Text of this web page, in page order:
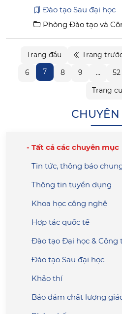
Đào tạo Sau đại học
Phòng Đào tạo và
Trang đầu Trang
6
7 8 9 ... 52
Trang
Tất cả các chuyên mục
Tin tức, thông báo
Thông tin tuyển dụng
Khoa học công nghệ
Hợp tác quốc tế
Đào tạo Đại học & Công
Đào tạo Sau đại học
Khảo thí
Bảo đảm chất lượng